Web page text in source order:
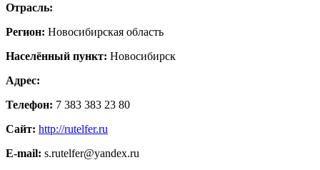
Отрасль:
Регион: Новосибирская область
Населённый пункт: Новосибирск
Адрес:
Телефон: 7 383 383 23 80
Сайт: http://rutelfer.ru
E-mail: s.rutelfer@yandex.ru